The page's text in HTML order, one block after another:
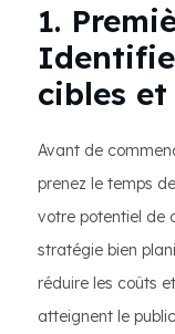
1.
cibles et
Avant de
prenez le temps
votre potentiel de
stratégie bien
réduire les coûts
atteignent le